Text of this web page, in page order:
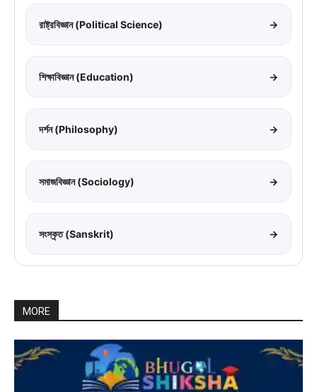
রাষ্ট্রবিজ্ঞান (Political Science) →
শিক্ষাবিজ্ঞান (Education) →
দর্শন (Philosophy) →
সমাজবিজ্ঞান (Sociology) →
সংস্কৃত (Sanskrit) →
MORE